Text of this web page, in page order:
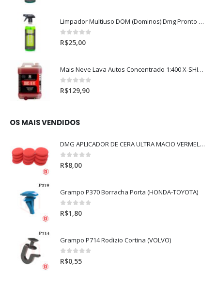
Limpador Multiuso DOM (Dominos) Dmg Pronto P/Uso (500ml)
0out of 5
R$25,00
Mais Neve Lava Autos Concentrado 1:400 X-SHINE 5Litros
0out of 5
R$129,90
OS MAIS VENDIDOS
DMG APLICADOR DE CERA ULTRA MACIO VERMELHO l
0out of 5
R$8,00
Grampo P370 Borracha Porta (HONDA-TOYOTA)
0out of 5
R$1,80
Grampo P714 Rodizio Cortina (VOLVO)
0out of 5
R$0,55